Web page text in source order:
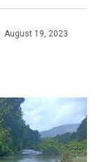
August 19, 2023